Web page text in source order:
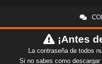
¡Antes
La contraseña de todos
Si no sabes como